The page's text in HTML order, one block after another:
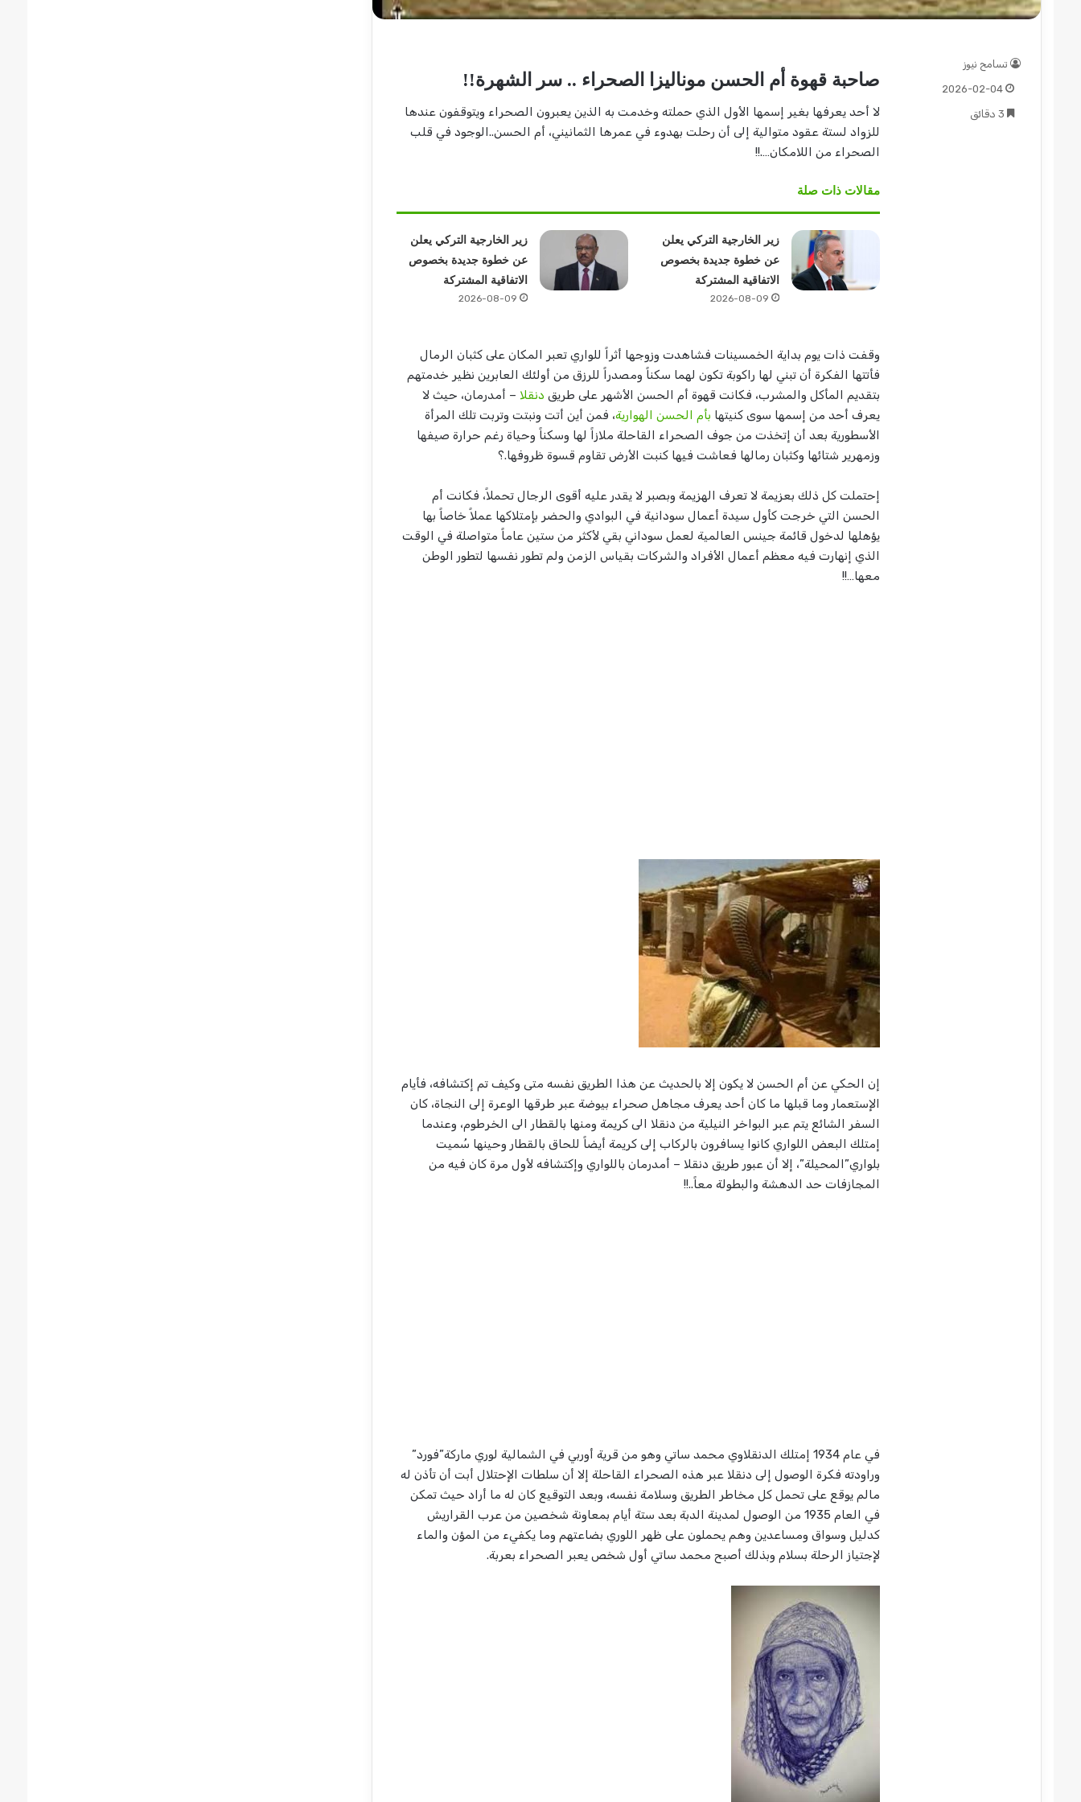
صاحبة قهوة أم الحسن موناليزا الصحراء .. سر الشهرة!!
لا أحد يعرفها بغير إسمها الأول الذي حملته وخدمت به الذين يعبرون الصحراء ويتوقفون عندها
للزواد لستة عقود متوالية إلى أن رحلت بهدوء في عمرها الثمانيني، أم الحسن..الوجود في قلب
الصحراء من اللامكان….!!
مقالات ذات صلة
زير الخارجية التركي يعلن
عن خطوة جديدة بخصوص
الاتفاقية المشتركة
2026-08-09
زير الخارجية التركي يعلن
عن خطوة جديدة بخصوص
الاتفاقية المشتركة
2026-08-09
وقفت ذات يوم بداية الخمسينات فشاهدت وزوجها أثراً للواري تعبر المكان على كثبان الرمال
فأتتها الفكرة أن تبني لها راكوبة تكون لهما سكناً ومصدراً للرزق من أولئك العابرين نظير خدمتهم
بتقديم المأكل والمشرب، فكانت قهوة أم الحسن الأشهر على طريق دنقلا – أمدرمان، حيث لا
يعرف أحد من إسمها سوى كنيتها بأم الحسن الهوارية، فمن أين أتت ونبتت وتربت تلك المرأة
الأسطورية بعد أن إتخذت من جوف الصحراء القاحلة ملازاً لها وسكناً وحياة رغم حرارة صيفها
وزمهرير شتائها وكثبان رمالها فعاشت فيها كنبت الأرض تقاوم قسوة ظروفها.؟
إحتملت كل ذلك بعزيمة لا تعرف الهزيمة وبصبر لا يقدر عليه أقوى الرجال تحملاً، فكانت أم
الحسن التي خرجت كأول سيدة أعمال سودانية في البوادي والحضر بإمتلاكها عملاً خاصاً بها
يؤهلها لدخول قائمة جينس العالمية لعمل سوداني بقي لأكثر من ستين عاماً متواصلة في الوقت
الذي إنهارت فيه معظم أعمال الأفراد والشركات بقياس الزمن ولم تطور نفسها لتطور الوطن
معها…!!
إن الحكي عن أم الحسن لا يكون إلا بالحديث عن هذا الطريق نفسه متى وكيف تم إكتشافه، فأيام
الإستعمار وما قبلها ما كان أحد يعرف مجاهل صحراء بيوضة عبر طرقها الوعرة إلى النجاة، كان
السفر الشائع يتم عبر البواخر النيلية من دنقلا الى كريمة ومنها بالقطار الى الخرطوم، وعندما
إمتلك البعض اللواري كانوا يسافرون بالركاب إلى كريمة أيضاً للحاق بالقطار وحينها سُميت
بلواري”المحيلة”، إلا أن عبور طريق دنقلا – أمدرمان باللواري وإكتشافه لأول مرة كان فيه من
المجازفات حد الدهشة والبطولة معاً..!!
في عام 1934 إمتلك الدنقلاوي محمد ساتي وهو من قرية أوربي في الشمالية لوري ماركة”فورد”
وراودته فكرة الوصول إلى دنقلا عبر هذه الصحراء القاحلة إلا أن سلطات الإحتلال أبت أن تأذن له
مالم يوقع على تحمل كل مخاطر الطريق وسلامة نفسه، وبعد التوقيع كان له ما أراد حيث تمكن
في العام 1935 من الوصول لمدينة الدبة بعد ستة أيام بمعاونة شخصين من عرب القراريش
كدليل وسواق ومساعدين وهم يحملون على ظهر اللوري بضاعتهم وما يكفيء من المؤن والماء
لإجتياز الرحلة بسلام وبذلك أصبح محمد ساتي أول شخص يعبر الصحراء بعربة.
تسامح نيوز
2026-02-04
3 دقائق